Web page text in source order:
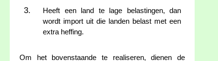
Heeft een land te lage belastingen, dan
wordt import uit die landen belast met een
extra heffing.
Om het bovenstaande te realiseren, dienen de